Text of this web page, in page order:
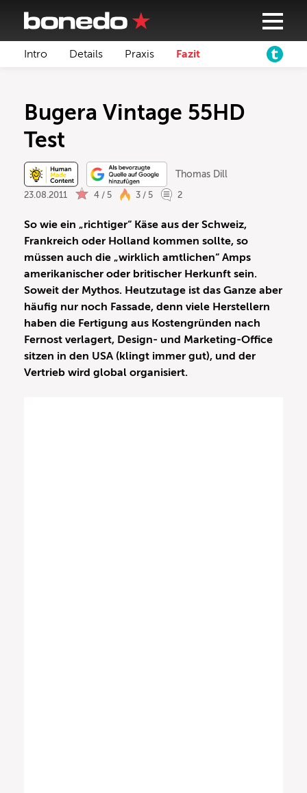
Intro Details Praxis Fazit
Bugera Vintage 55HD
Test
Thomas Dill
23.08.2011 4 / 5 3 / 5 2
So wie ein „richtiger“ Käse aus der Schweiz,
Frankreich oder Holland kommen sollte, so
müssen auch die „wirklich amtlichen“ Amps
amerikanischer oder britischer Herkunft sein.
Soweit der Mythos. Heutzutage ist das Ganze aber
häufig nur noch Fassade, denn viele Herstellern
haben die Fertigung aus Kostengründen nach
Fernost verlagert, Design- und Marketing-Office
sitzen in den USA (klingt immer gut), und der
Vertrieb wird global organisiert.